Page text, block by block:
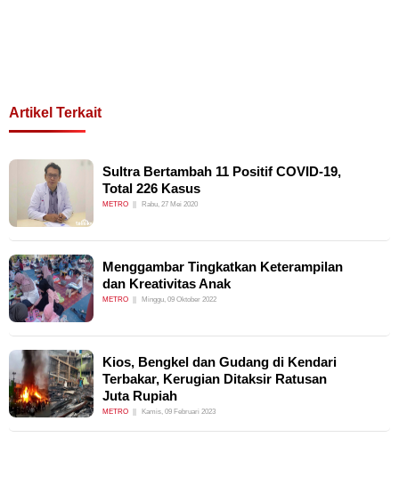
Artikel Terkait
Sultra Bertambah 11 Positif COVID-19,
Total 226 Kasus
METRO Rabu, 27 Mei 2020
Menggambar Tingkatkan Keterampilan
dan Kreativitas Anak
METRO Minggu, 09 Oktober 2022
Kios, Bengkel dan Gudang di Kendari
Terbakar, Kerugian Ditaksir Ratusan
Juta Rupiah
METRO Kamis, 09 Februari 2023